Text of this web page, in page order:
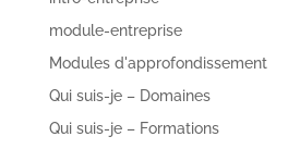
module-entreprise
Modules d'approfondissement
Qui suis-je – Domaines
Qui suis-je – Formations